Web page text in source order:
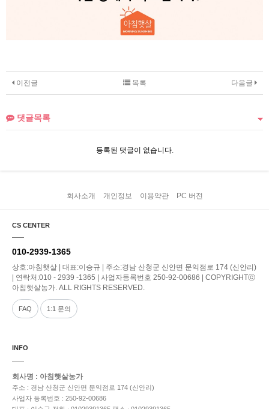
이전글 다음글
목록
댓글목록
등록된 댓글이 없습니다.
회사소개 개인정보 이용약관 PC 버전
CS CENTER
010-2939-1365
상호:아침햇살 | 대표:이승규 | 주소:경남 산청군 신안면 문익점로 174 (신안리)
| 연락처:010 - 2939 -1365 | 사업자등록번호 250-92-00686 | COPYRIGHTⓒ
아침햇살농가. ALL RIGHTS RESERVED.
FAQ 1:1 문의
INFO
회사명 : 아침햇살농가
주소 : 경남 산청군 신안면 문익점로 174 (신안리)
사업자 등록번호 : 250-92-00686